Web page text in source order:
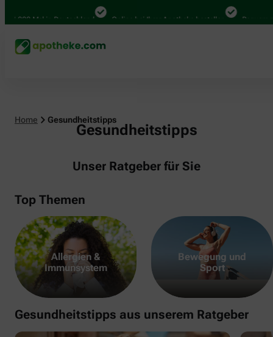
Mal in Deutschland Online bei Ihrer Apotheke bestellen Bequem
Home Gesundheitstipps
Gesundheitstipps
Unser Ratgeber für Sie
Top Themen
Allergien &
Immunsystem
Bewegung und
Sport
Gesundheitstipps aus unserem Ratgeber